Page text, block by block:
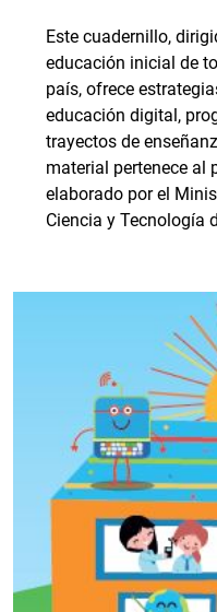
Este cuadernillo,
educación inicial de
país, ofrece
educación digital,
trayectos de
material pertenece al
elaborado por el
Ciencia y Tecnología